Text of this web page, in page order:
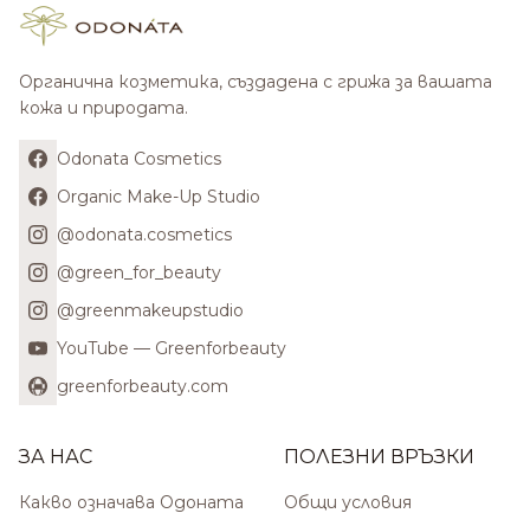
Органична козметика, създадена с грижа за вашата
кожа и природата.
Odonata Cosmetics
Organic Make-Up Studio
@odonata.cosmetics
@green_for_beauty
@greenmakeupstudio
YouTube — Greenforbeauty
greenforbeauty.com
ЗА НАС
Какво означава Одоната
ПОЛЕЗНИ ВРЪЗКИ
Общи условия